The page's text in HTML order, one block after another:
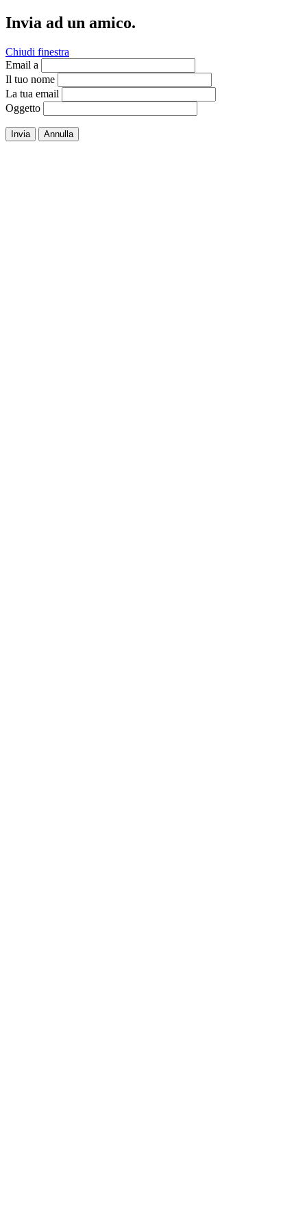
Invia ad un amico.
Chiudi finestra
Email a
Il tuo nome
La tua email
Oggetto
Invia Annulla